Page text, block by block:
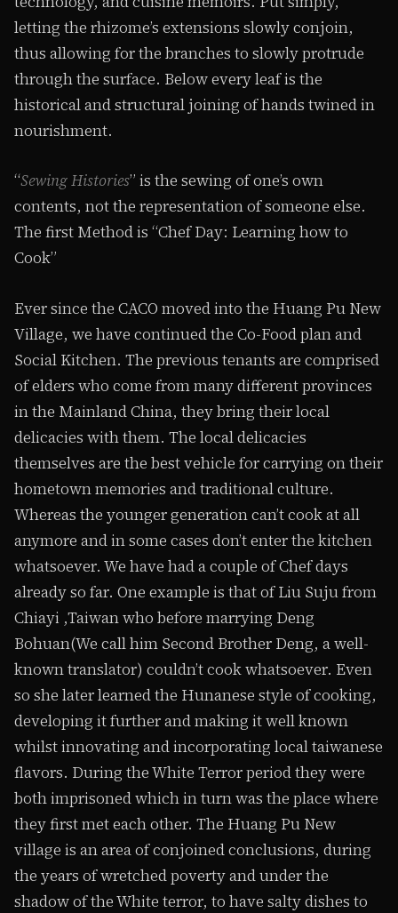
letting the rhizome’s extensions slowly conjoin,
thus allowing for the branches to slowly protrude
through the surface. Below every leaf is the
historical and structural joining of hands twined in
nourishment.
“Sewing Histories” is the sewing of one’s own
contents, not the representation of someone else.
The first Method is “Chef Day: Learning how to
Cook”
Ever since the CACO moved into the Huang Pu New
Village, we have continued the Co-Food plan and
Social Kitchen. The previous tenants are comprised
of elders who come from many different provinces
in the Mainland China, they bring their local
delicacies with them. The local delicacies
themselves are the best vehicle for carrying on their
hometown memories and traditional culture.
Whereas the younger generation can’t cook at all
anymore and in some cases don’t enter the kitchen
whatsoever. We have had a couple of Chef days
already so far. One example is that of Liu Suju from
Chiayi ,Taiwan who before marrying Deng
Bohuan(We call him Second Brother Deng, a well-
known translator) couldn’t cook whatsoever. Even
so she later learned the Hunanese style of cooking,
developing it further and making it well known
whilst innovating and incorporating local taiwanese
flavors. During the White Terror period they were
both imprisoned which in turn was the place where
they first met each other. The Huang Pu New
village is an area of conjoined conclusions, during
the years of wretched poverty and under the
shadow of the White terror, to have salty dishes to